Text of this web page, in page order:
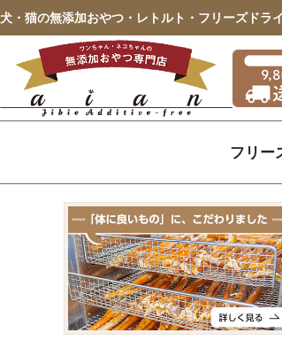
犬・猫の無添加おやつ・レトルト・フリーズドラ
フリー